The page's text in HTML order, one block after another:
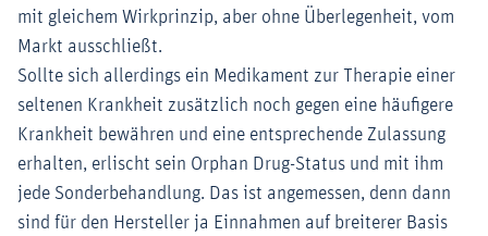
mit gleichem Wirkprinzip, aber ohne Überlegenheit, vom
Markt ausschließt.
Sollte sich allerdings ein Medikament zur Therapie einer
seltenen Krankheit zusätzlich noch gegen eine häufigere
Krankheit bewähren und eine entsprechende Zulassung
erhalten, erlischt sein Orphan Drug-Status und mit ihm
jede Sonderbehandlung. Das ist angemessen, denn dann
sind für den Hersteller ja Einnahmen auf breiterer Basis